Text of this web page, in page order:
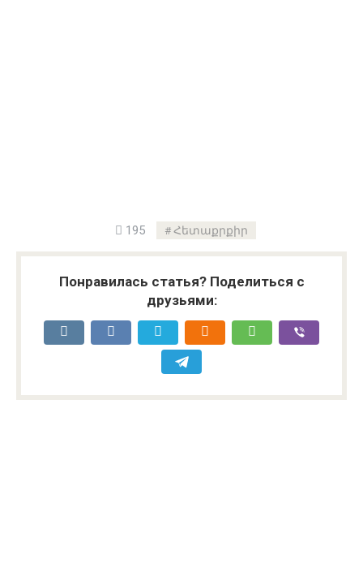
195 Հետաքրքիր
Понравилась статья? Поделиться с
друзьями: